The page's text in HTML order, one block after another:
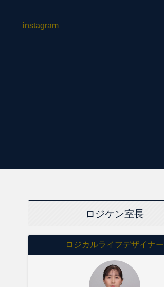
instagram
ロジケン室長
ロジカルライフデザイナー